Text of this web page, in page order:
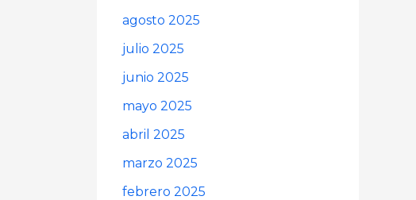
agosto 2025
julio 2025
junio 2025
mayo 2025
abril 2025
marzo 2025
febrero 2025